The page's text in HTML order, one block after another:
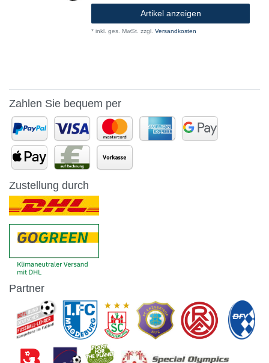
Artikel anzeigen
* inkl. ges. MwSt. zzgl. Versandkosten
Zahlen Sie bequem per
Zustellung durch
Partner